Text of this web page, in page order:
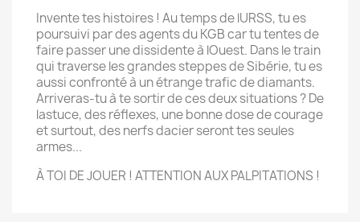
Invente tes histoires ! Au temps de lURSS, tu es
poursuivi par des agents du KGB car tu tentes de
faire passer une dissidente à lOuest. Dans le train
qui traverse les grandes steppes de Sibérie, tu es
aussi confronté à un étrange trafic de diamants.
Arriveras-tu à te sortir de ces deux situations ? De
lastuce, des réflexes, une bonne dose de courage
et surtout, des nerfs dacier seront tes seules
armes...
À TOI DE JOUER ! ATTENTION AUX PALPITATIONS !